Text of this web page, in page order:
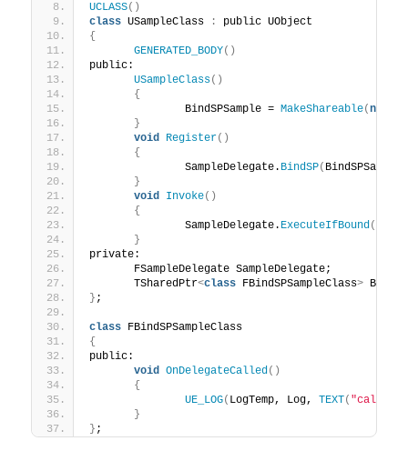
UCLASS()
class USampleClass :
public UObject
{
GENERATED_BODY()
public:
USampleClass()
{
		BindSPSample =
MakeShareable(new
}
void Register()
{
		SampleDelegate.
BindSP( BindSPSample.
}
void Invoke()
{
		SampleDelegate.
ExecuteIfBound(
}
private:
	FSampleDelegate SampleDelegate;
	TSharedPtr
<class FBindSPSampleClass>
} ;
class FBindSPSampleClass
{
public:
void OnDelegateCalled()
{
UE_LOG( LogTemp, Log, TEXT( "called
}
} ;